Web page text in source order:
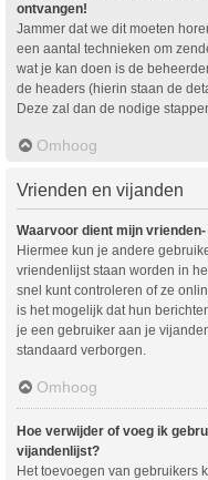
ontvangen!
Jammer dat we dit moeten
een aantal technieken om
wat je kan doen is de
de headers (hierin staan de
Deze zal dan de nodige
Omhoog
Vrienden en vijanden
Waarvoor dient mijn
Hiermee kun je andere
vriendenlijst staan worden in
snel kunt controleren of ze
is het mogelijk dat hun
je een gebruiker aan je
standaard verborgen.
Omhoog
Hoe verwijder of voeg ik
vijandenlijst?
Het toevoegen van gebruikers